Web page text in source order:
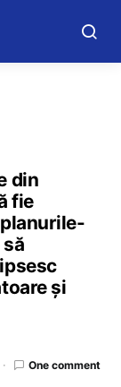
din
fie
și
One comment